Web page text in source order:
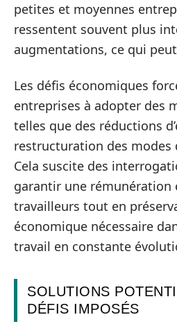
petites et moyennes
ressentent souvent plus
augmentations, ce qui
Les défis économiques
entreprises à adopter des
telles que des réductions
restructuration des
Cela suscite des
garantir une rémunération
travailleurs tout en
économique nécessaire
travail en constante
SOLUTIONS
DÉFIS IMPOSÉS